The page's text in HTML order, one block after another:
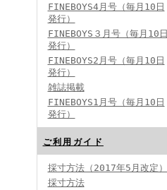
FINEBOYS4月号（毎月10日
発行）
FINEBOYS３月号（毎月10日
発行）
FINEBOYS2月号（毎月10日
発行）
雑誌掲載
FINEBOYS1月号（毎月10日
発行）
ご利用ガイド
採寸方法（2017年5月改定）
採寸方法